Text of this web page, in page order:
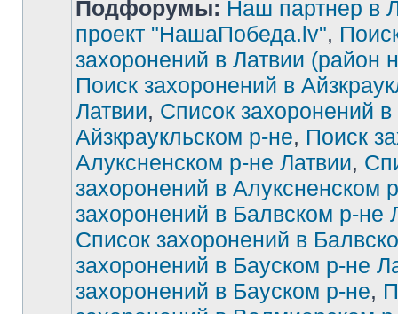
Подфорумы: Наш партнер в
проект "НашаПобеда.lv",
захоронений в Латвии (район
Поиск захоронений в
Латвии, Список захоронений в
Айзкраукльском р-не, Поиск
Алуксненском р-не Латвии,
захоронений в Алуксненском
захоронений в Балвском р-не
Список захоронений в
захоронений в Бауском р-не
захоронений в Бауском р-не,